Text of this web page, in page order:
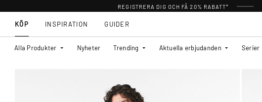
REGISTRERA DIG OCH FÅ 20% RABATT*
KÖP
Alla Produkter Nyheter Trending Aktuella erbjudanden Serier
INSPIRATION GUIDER